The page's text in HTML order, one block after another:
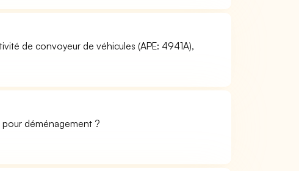
de convoyeur de véhicules (APE: 4941A),
déménagement ?